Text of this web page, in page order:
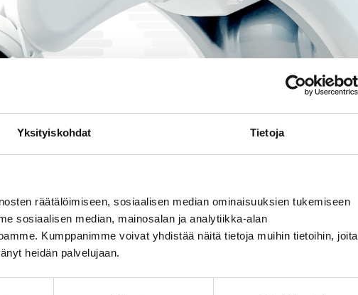
Yksityiskohdat Tietoja
räätälöimiseen, sosiaalisen median ominaisuuksien tukemiseen
sosiaalisen median, mainosalan ja analytiikka-alan
Kumppanimme voivat yhdistää näitä tietoja muihin tietoihin, joita
heidän palvelujaan.